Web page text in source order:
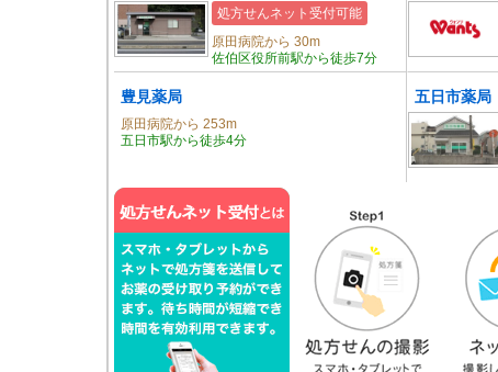
処方せんネット受付可能
原田病院から 30m
佐伯区役所前駅から徒歩7分
豊見薬局
原田病院から 253m
五日市駅から徒歩4分
五日市薬局